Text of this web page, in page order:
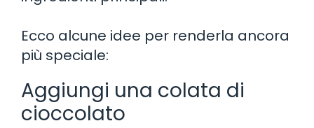
Ecco alcune idee per renderla ancora
più speciale:
Aggiungi una colata di
cioccolato